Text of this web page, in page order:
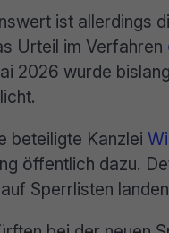
ist allerdings
Urteil im Verfahren
2026 wurde
beteiligte Kanzlei
öffentlich dazu.
Sperrlisten